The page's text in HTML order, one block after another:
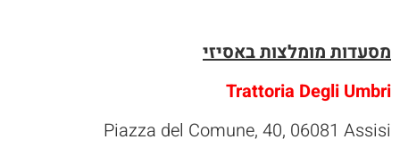
מסעדות מומלצות באסיזי
Trattoria Degli Umbri
Piazza del Comune, 40, 06081 Assisi